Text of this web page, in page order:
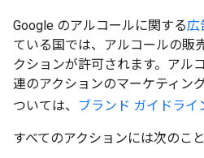
Google のアルコールに関する広
ている国では、アルコールの販
クションが許可されます。アル
連のアクションのマーケティン
ついては、
ブランド ガイドライ
すべてのアクションには次のこ